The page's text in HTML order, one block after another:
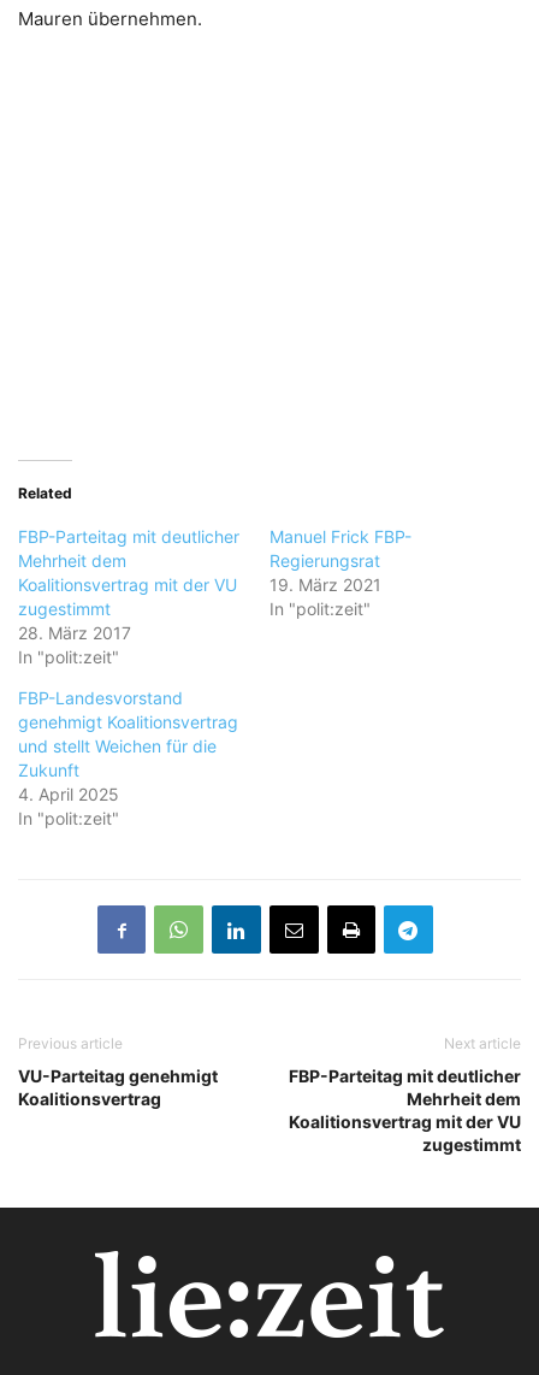
Mauren übernehmen.
Related
FBP-Parteitag mit deutlicher
Mehrheit dem
Koalitionsvertrag mit der VU
zugestimmt
28. März 2017
In "polit:zeit"
Manuel Frick FBP-
Regierungsrat
19. März 2021
In "polit:zeit"
FBP-Landesvorstand
genehmigt Koalitionsvertrag
und stellt Weichen für die
Zukunft
4. April 2025
In "polit:zeit"
Previous article
VU-Parteitag genehmigt
Koalitionsvertrag
Next article
FBP-Parteitag mit deutlicher
Mehrheit dem
Koalitionsvertrag mit der VU
zugestimmt